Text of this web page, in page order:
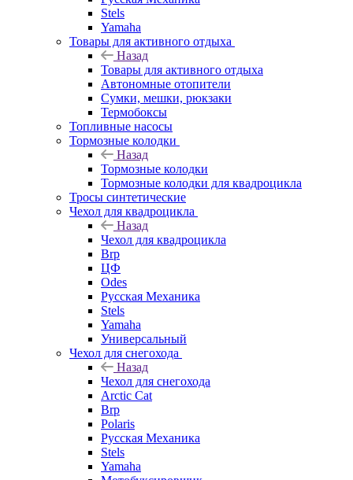
Stels
Yamaha
Товары для активного отдыха
Назад
Товары для активного отдыха
Автономные отопители
Сумки, мешки, рюкзаки
Термобоксы
Топливные насосы
Тормозные колодки
Назад
Тормозные колодки
Тормозные колодки для квадроцикла
Тросы синтетические
Чехол для квадроцикла
Назад
Чехол для квадроцикла
Brp
ЦФ
Odes
Русская Механика
Stels
Yamaha
Универсальный
Чехол для снегохода
Назад
Чехол для снегохода
Arctic Cat
Brp
Polaris
Русская Механика
Stels
Yamaha